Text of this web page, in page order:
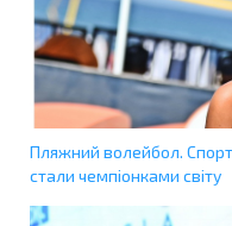
Пляжний волейбол.
стали чемпіонками світу